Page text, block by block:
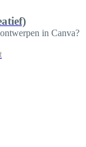
in Canva?